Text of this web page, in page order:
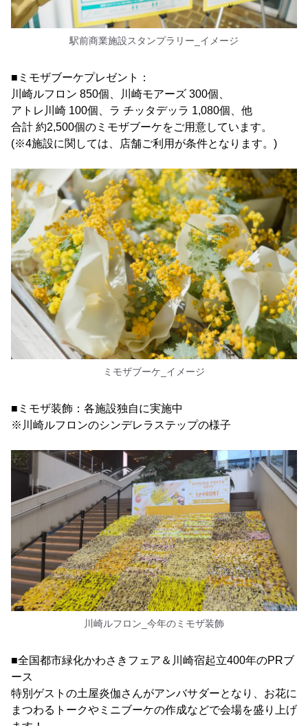
駅前商業施設スタンプラリー_イメージ
■ミモザブーケプレゼント：
川崎ルフロン 850個、川崎モアーズ 300個、
アトレ川崎 100個、ラ チッタデッラ 1,080個、他
合計 約2,500個のミモザブーケをご用意しています。
(※4施設に関しては、店舗ご利用が条件となります。)
ミモザブーケ_イメージ
■ミモザ装飾：各施設独自に実施中
※川崎ルフロンのシンデレラステップの様子
川崎ルフロン_今年のミモザ装飾
■全国都市緑化かわさきフェア＆川崎宿起立400年のPRブ
ース
特別ゲストの土屋炎伽さんがアンバサダーとなり、お花に
まつわるトークやミニブーケの作成などで会場を盛り上げ